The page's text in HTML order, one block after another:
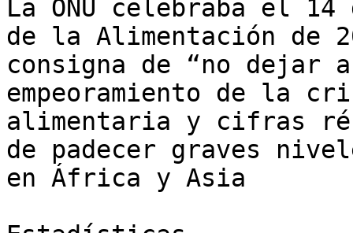
La ONU celebraba el
de la Alimentación de
consigna de “no dejar
empeoramiento de la
alimentaria y cifras
de padecer graves
en África y Asia